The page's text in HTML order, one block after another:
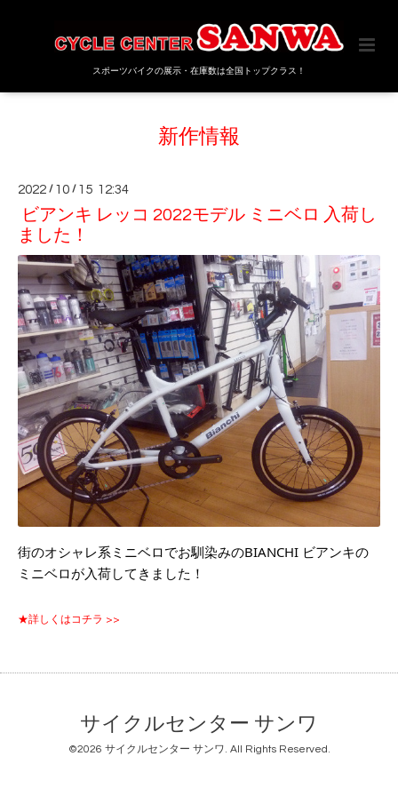
スポーツバイクの展示・在庫数は全国トップクラス！
新作情報
2022 / 10 / 15 12:34
ビアンキ レッコ 2022モデル ミニベロ 入荷し
ました！
街のオシャレ系ミニベロでお馴染みのBIANCHI ビアンキの
ミニベロが入荷してきました！
★詳しくはコチラ >>
サイクルセンター サンワ
©2026 サイクルセンター サンワ. All Rights Reserved.